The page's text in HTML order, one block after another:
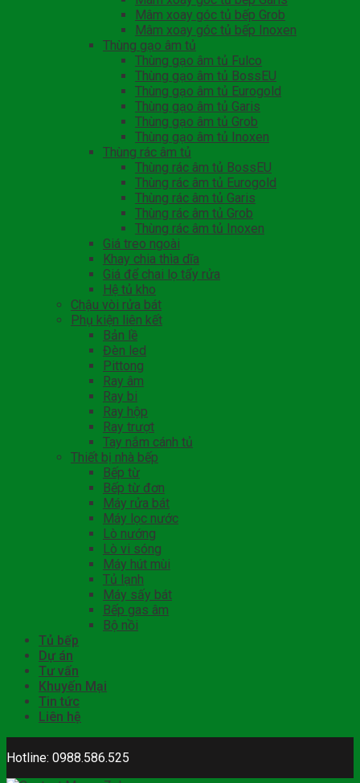
Mâm xoay góc tủ bếp Grob
Mâm xoay góc tủ bếp Inoxen
Thùng gạo âm tủ
Thùng gạo âm tủ Fulco
Thùng gạo âm tủ BossEU
Thùng gạo âm tủ Eurogold
Thùng gạo âm tủ Garis
Thùng gạo âm tủ Grob
Thùng gạo âm tủ Inoxen
Thùng rác âm tủ
Thùng rác âm tủ BossEU
Thùng rác âm tủ Eurogold
Thùng rác âm tủ Garis
Thùng rác âm tủ Grob
Thùng rác âm tủ Inoxen
Giá treo ngoài
Khay chia thìa dĩa
Giá để chai lọ tẩy rửa
Hệ tủ kho
Chậu vòi rửa bát
Phụ kiện liên kết
Bản lề
Đèn led
Pittong
Ray âm
Ray bi
Ray hộp
Ray trượt
Tay nắm cánh tủ
Thiết bị nhà bếp
Bếp từ
Bếp từ đơn
Máy rửa bát
Máy lọc nước
Lò nướng
Lò vi sóng
Máy hút mùi
Tủ lạnh
Máy sấy bát
Bếp gas âm
Bộ nồi
Tủ bếp
Dự án
Tư vấn
Khuyến Mại
Tin tức
Liên hệ
Hotline: 0988.586.525